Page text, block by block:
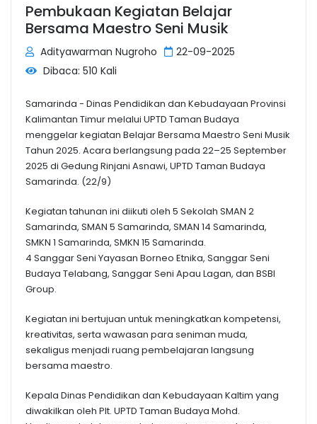
Pembukaan Kegiatan Belajar
Bersama Maestro Seni Musik
Adityawarman Nugroho
22-09-2025
Dibaca: 510 Kali
Samarinda - Dinas Pendidikan dan Kebudayaan Provinsi
Kalimantan Timur melalui UPTD Taman Budaya
menggelar kegiatan Belajar Bersama Maestro Seni Musik
Tahun 2025. Acara berlangsung pada 22–25 September
2025 di Gedung Rinjani Asnawi, UPTD Taman Budaya
Samarinda. (22/9)
Kegiatan tahunan ini diikuti oleh 5 Sekolah SMAN 2
Samarinda, SMAN 5 Samarinda, SMAN 14 Samarinda,
SMKN 1 Samarinda, SMKN 15 Samarinda.
4 Sanggar Seni Yayasan Borneo Etnika, Sanggar Seni
Budaya Telabang, Sanggar Seni Apau Lagan, dan BSBI
Group.
Kegiatan ini bertujuan untuk meningkatkan kompetensi,
kreativitas, serta wawasan para seniman muda,
sekaligus menjadi ruang pembelajaran langsung
bersama maestro.
Kepala Dinas Pendidikan dan Kebudayaan Kaltim yang
diwakilkan oleh Plt. UPTD Taman Budaya Mohd.